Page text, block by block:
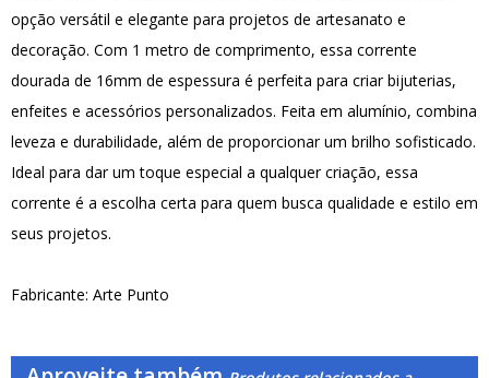
opção versátil e elegante para projetos de artesanato e
decoração. Com 1 metro de comprimento, essa corrente
dourada de 16mm de espessura é perfeita para criar bijuterias,
enfeites e acessórios personalizados. Feita em alumínio, combina
leveza e durabilidade, além de proporcionar um brilho sofisticado.
Ideal para dar um toque especial a qualquer criação, essa
corrente é a escolha certa para quem busca qualidade e estilo em
seus projetos.
Fabricante: Arte Punto